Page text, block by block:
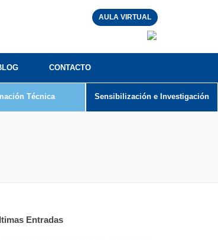
AULA VIRTUAL
CONTACTO
Técnica Sensibilización e Investigación
Entradas